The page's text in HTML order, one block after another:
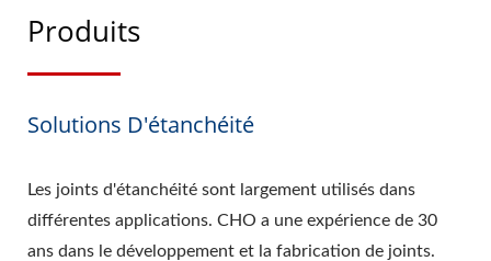
Produits
Solutions D'étanchéité
Les joints d'étanchéité sont largement utilisés dans
différentes applications. CHO a une expérience de 30
ans dans le développement et la fabrication de joints.